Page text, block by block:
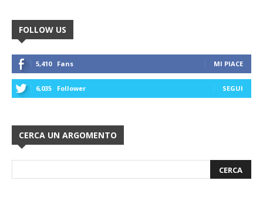
FOLLOW US
5,410 Fans MI PIACE
6,035 Follower SEGUI
CERCA UN ARGOMENTO